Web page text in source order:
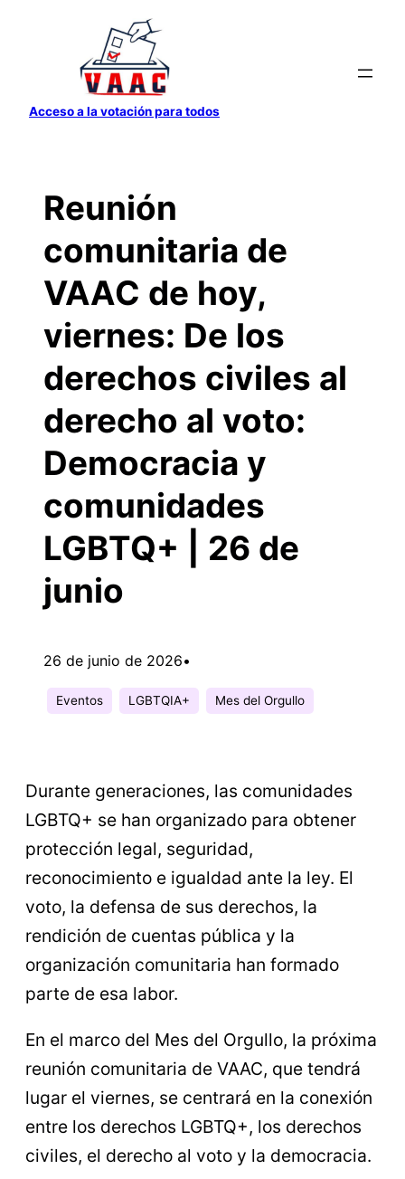
contenido
Acceso a la votación para todos
Reunión
comunitaria de
VAAC de hoy,
viernes: De los
derechos civiles al
derecho al voto:
Democracia y
comunidades
LGBTQ+ | 26 de
junio
26 de junio de 2026•
Eventos LGBTQIA+ Mes del Orgullo
Durante generaciones, las comunidades
LGBTQ+ se han organizado para obtener
protección legal, seguridad,
reconocimiento e igualdad ante la ley. El
voto, la defensa de sus derechos, la
rendición de cuentas pública y la
organización comunitaria han formado
parte de esa labor.
En el marco del Mes del Orgullo, la próxima
reunión comunitaria de VAAC, que tendrá
lugar el viernes, se centrará en la conexión
entre los derechos LGBTQ+, los derechos
civiles, el derecho al voto y la democracia.